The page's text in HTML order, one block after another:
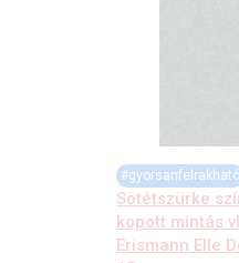
#gyorsanfelrakható
Sötétszürke
kopott mintás
Erismann Elle